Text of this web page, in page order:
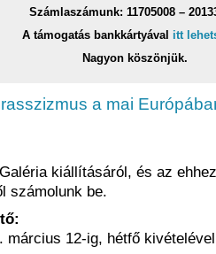
Számlaszámunk: 11705008 –
A támogatás bankkártyával itt
Nagyon köszönjük.
a mai
kiállításáról, és az
számolunk be.
március 12-ig, hétfő